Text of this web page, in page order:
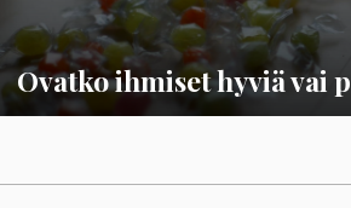
Ovatko ihmiset hyviä vai